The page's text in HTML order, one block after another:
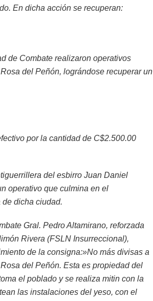
En dicha acción se recuperan:
de Combate realizaron operativos
del Peñón, lográndose recuperar un
por la cantidad de C$2.500.00
del esbirro Juan Daniel
operativo que culmina en el
dicha ciudad.
Gral. Pedro Altamirano, reforzada
Rivera (FSLN Insurreccional),
de la consigna:»No más divisas a
del Peñón. Esta es propiedad del
el poblado y se realiza mitin con la
las instalaciones del yeso, con el